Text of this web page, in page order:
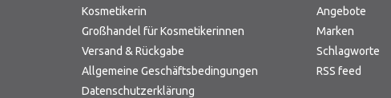
Kosmetikerin
Großhandel für Kosmetikerinnen
Versand & Rückgabe
Allgemeine Geschäftsbedingungen
Datenschutzerklärung
Angebote
Marken
Schlagworte
RSS feed